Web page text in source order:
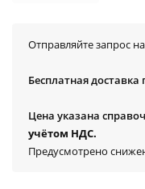
Отправляйте запрос
Бесплатная доставка
Цена указана
учётом НДС.
Предусмотрено